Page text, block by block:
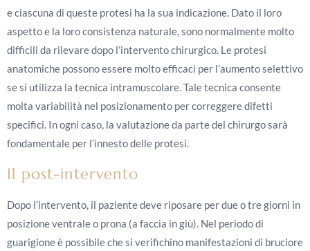
e ciascuna di queste protesi ha la sua indicazione. Dato il loro
aspetto e la loro consistenza naturale, sono normalmente molto
difficili da rilevare dopo l’intervento chirurgico. Le protesi
anatomiche possono essere molto efficaci per l’aumento selettivo
se si utilizza la tecnica intramuscolare. Tale tecnica consente
molta variabilità nel posizionamento per correggere difetti
specifici. In ogni caso, la valutazione da parte del chirurgo sarà
fondamentale per l’innesto delle protesi.
Il post-intervento
Dopo l’intervento, il paziente deve riposare per due o tre giorni in
posizione ventrale o prona (a faccia in giù). Nel periodo di
guarigione è possibile che si verifichino manifestazioni di bruciore